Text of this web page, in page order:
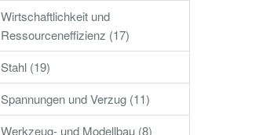
Wirtschaftlichkeit und
Ressourceneffizienz (17)
Stahl (19)
Spannungen und Verzug (11)
Werkzeug- und Modellbau (8)